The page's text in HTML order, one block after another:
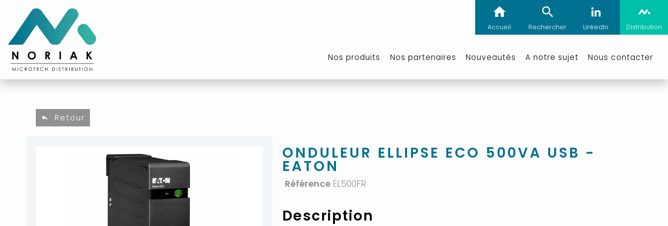
Accueil Rechercher LinkedIn Distribution
Nos produits Nos partenaires Nouveautés A notre sujet Nous contacter
Retour
ONDULEUR ELLIPSE ECO 500VA USB -
EATON
Référence EL500FR
Description